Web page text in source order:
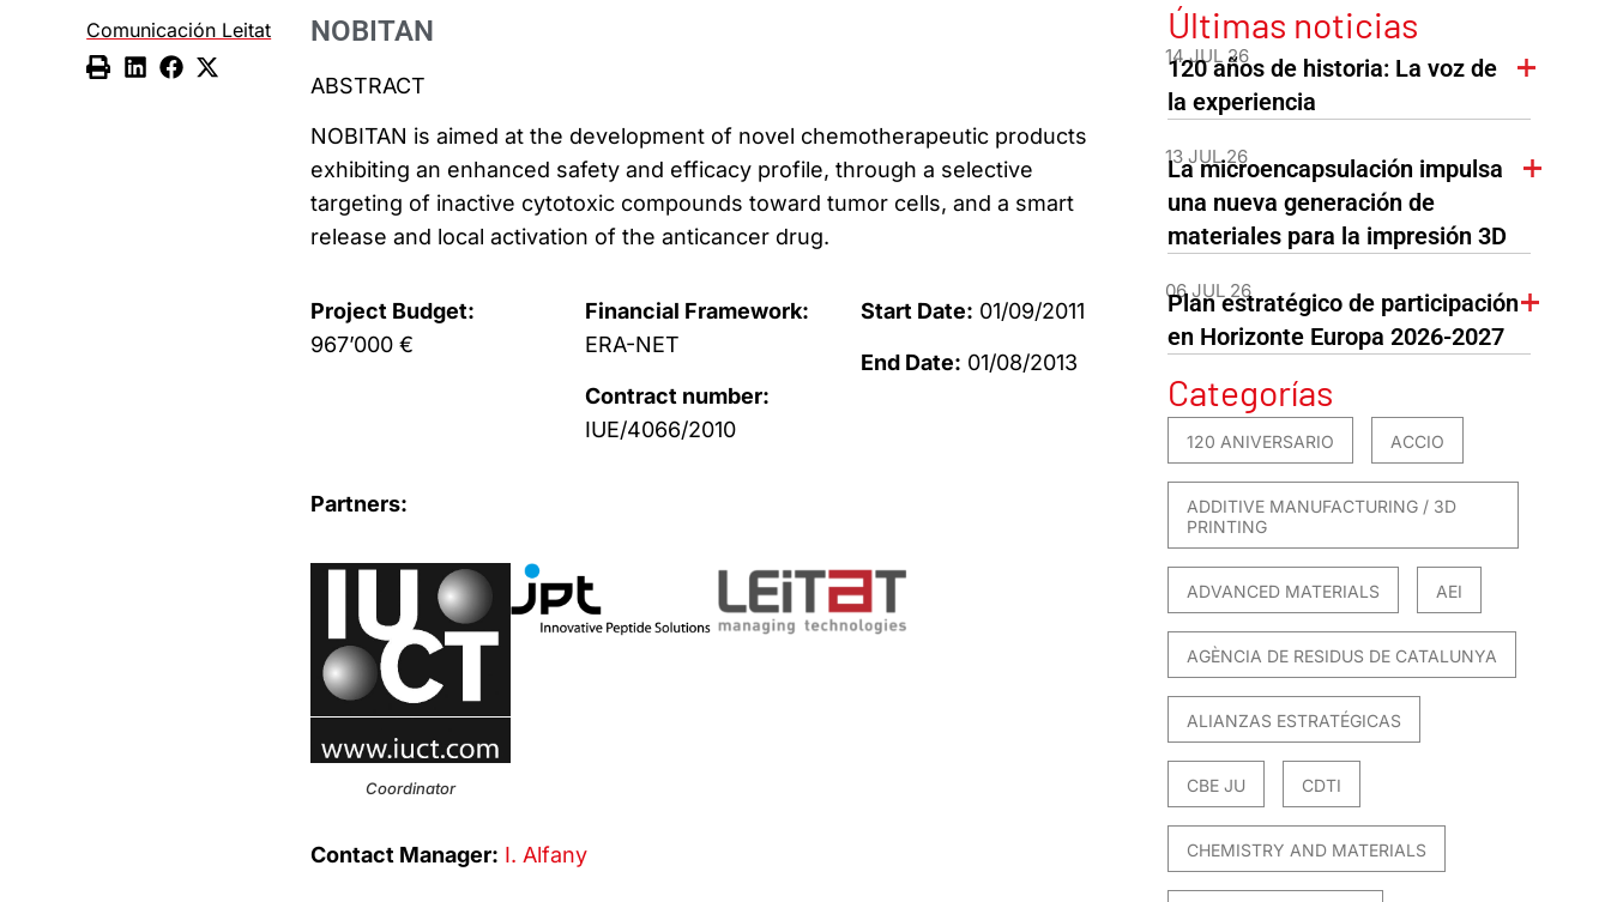
Comunicación Leitat NOBITAN
ABSTRACT
NOBITAN is aimed at the development of novel chemotherapeutic products
exhibiting an enhanced safety and efficacy profile, through a selective
targeting of inactive cytotoxic compounds toward tumor cells, and a smart
release and local activation of the anticancer drug.
Project Budget:
967’000 €
Financial Framework:
ERA-NET
Contract number:
IUE/4066/2010
Start Date: 01/09/2011
End Date: 01/08/2013
Partners:
Coordinator
Contact Manager: I. Alfany
Últimas noticias
14 JUL 26
120 años de historia: La voz de
la experiencia
13 JUL 26
La microencapsulación impulsa
una nueva generación de
materiales para la impresión 3D
06 JUL 26
Plan estratégico de participación
en Horizonte Europa 2026-2027
Categorías
120 ANIVERSARIO ACCIO
ADDITIVE MANUFACTURING / 3D
PRINTING
ADVANCED MATERIALS AEI
AGÈNCIA DE RESIDUS DE CATALUNYA
ALIANZAS ESTRATÉGICAS
CBE JU CDTI
CHEMISTRY AND MATERIALS